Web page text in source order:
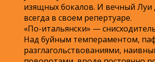
изящных бокалов. И вечный
всегда в своем репертуаре.
«По-итальянски» —
Над буйным темпераментом,
разглагольствованиями,